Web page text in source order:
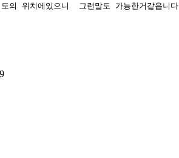
의 위치에있으니  그런말도 가능한거같읍니다